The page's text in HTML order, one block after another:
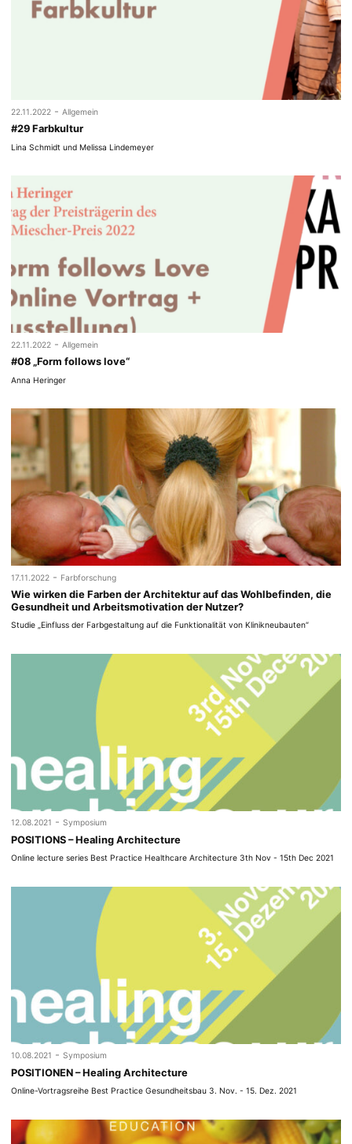
22.11.2022 - Allgemein
#29 Farbkultur
Lina Schmidt und Melissa Lindemeyer
22.11.2022 - Allgemein
#08 „Form follows love“
Anna Heringer
17.11.2022 - Farbforschung
Wie wirken die Farben der Architektur auf das Wohlbefinden, die
Gesundheit und Arbeitsmotivation der Nutzer?
Studie „Einfluss der Farbgestaltung auf die Funktionalität von Klinikneubauten“
12.08.2021 - Symposium
POSITIONS – Healing Architecture
Online lecture series Best Practice Healthcare Architecture 3th Nov - 15th Dec 2021
10.08.2021 - Symposium
POSITIONEN – Healing Architecture
Online-Vortragsreihe Best Practice Gesundheitsbau 3. Nov. - 15. Dez. 2021